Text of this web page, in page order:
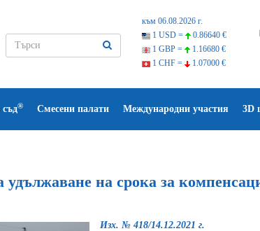
към 06.08.2026 г.
1 USD =
0.86640 €
1 GBP =
1.16680 €
1 CHF =
1.07000 €
® Смесени палати Международни участия 3D
на срока за
Изх. № 418/14.12.2021 г.